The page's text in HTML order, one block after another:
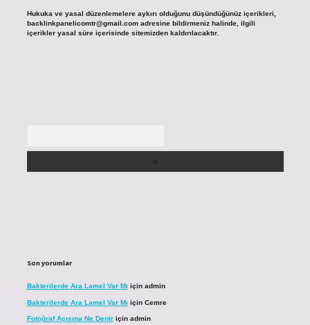
Hukuka ve yasal düzenlemelere aykırı olduğunu düşündüğünüz içerikleri,
backlinkpanelicomtr@gmail.comadresine bildirmeniz halinde, ilgili
içerikler yasal süre içerisinde sitemizden kaldırılacaktır.
Son yorumlar
Bakterilerde Ara Lamel Var Mı için admin
Bakterilerde Ara Lamel Var Mı için Cemre
Fotoğraf Açısına Ne Deniriçin admin